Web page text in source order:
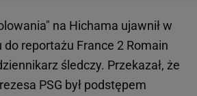
na Hichama ujawnił w
reportażu France 2 Romain
śledczy. Przekazał, że
PSG był podstępem